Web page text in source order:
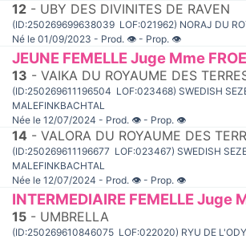
12 - UBY DES DIVINITES DE RAVEN
(ID:250269699638039 LOF:021962) NORAJ DU
Né le 01/09/2023 - Prod. 👁 - Prop. 👁
JEUNE FEMELLE Juge Mme
13 - VAIKA DU ROYAUME DES
(ID:250269611196504 LOF:023468) SWEDISH
MALEFINKBACHTAL
Née le 12/07/2024 - Prod. 👁 - Prop. 👁
14 - VALORA DU ROYAUME DES
(ID:250269611196677 LOF:023467) SWEDISH
MALEFINKBACHTAL
Née le 12/07/2024 - Prod. 👁 - Prop. 👁
INTERMEDIAIRE FEMELLE Juge
15 - UMBRELLA
(ID:250269610846075 LOF:022020) RYU DE